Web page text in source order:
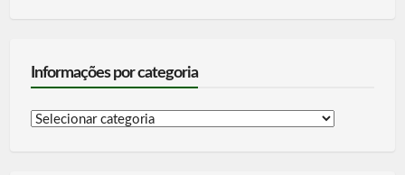
Informações por categoria
Informações